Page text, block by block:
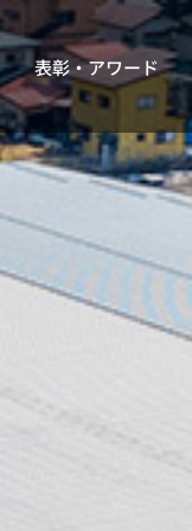
表彰・アワード